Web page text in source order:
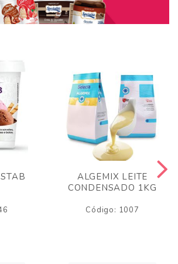
ALGEMIX LEITE
CONDENSADO 1KG
Código: 1007